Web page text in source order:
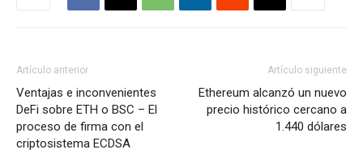
Artículo anterior
Ventajas e inconvenientes
DeFi sobre ETH o BSC – El
proceso de firma con el
criptosistema ECDSA
Artículo siguiente
Ethereum alcanzó un nuevo
precio histórico cercano a
1.440 dólares